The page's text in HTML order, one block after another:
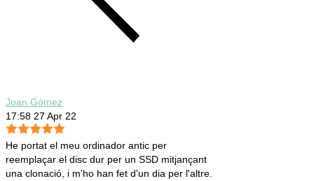
Joan Gómez
17:58 27 Apr 22
He portat el meu ordinador antic per
reemplaçar el disc dur per un SSD mitjançant
una clonació, i m'ho han fet d'un dia per l'altre.